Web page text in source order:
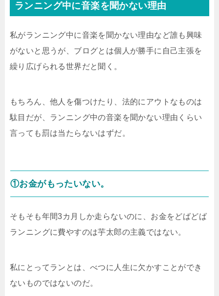
ランニング中に音楽を聞かない理由
私がランニング中に音楽を聞かない理由など誰も興味
がないと思うが、ブログとは個人が勝手に自己主張を
繰り広げられる世界だと聞く。
もちろん、他人を傷つけたり、法的にアウトなものは
駄目だが、ランニング中の音楽を聞かない理由くらい
言っても罰は当たらないはずだ。
①お金がもったいない。
そもそも年間3カ月しか走らないのに、お金をどばどば
ランニングに費やすのは芋太郎の主義ではない。
私にとってランとは、べつに人生に欠かすことができ
ないものではないのだ。